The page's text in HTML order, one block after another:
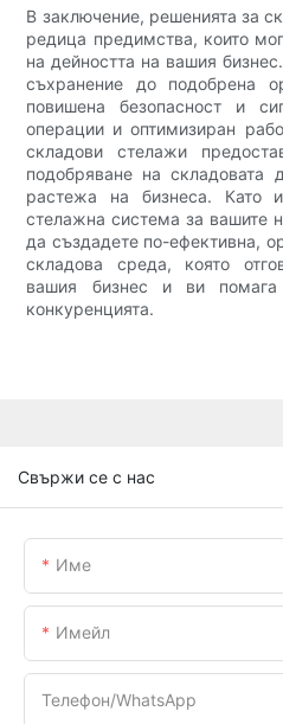
В заключение, решенията за
редица предимства, които
на дейността на вашия
съхранение до подобрена
повишена безопасност и
операции и оптимизиран
складови стелажи
подобряване на складовата
растежа на бизнеса. Като
стелажна система за вашите
да създадете по-ефективна,
складова среда, която
вашия бизнес и ви
конкуренцията.
Свържи се с нас
Име
Имейл
Телефон/WhatsApp